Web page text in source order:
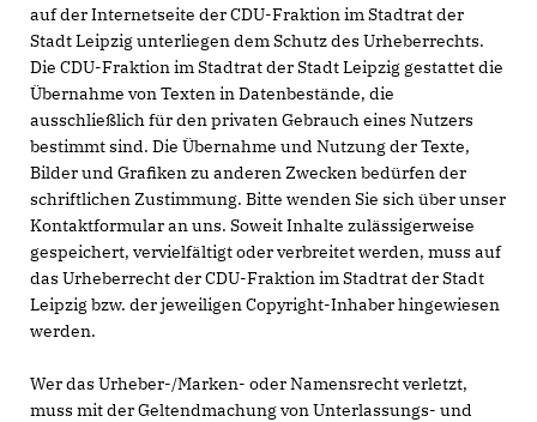
auf der Internetseite der CDU-Fraktion im Stadtrat der
Stadt Leipzig unterliegen dem Schutz des Urheberrechts.
Die CDU-Fraktion im Stadtrat der Stadt Leipzig gestattet die
Übernahme von Texten in Datenbestände, die
ausschließlich für den privaten Gebrauch eines Nutzers
bestimmt sind. Die Übernahme und Nutzung der Texte,
Bilder und Grafiken zu anderen Zwecken bedürfen der
schriftlichen Zustimmung. Bitte wenden Sie sich über unser
Kontaktformular an uns. Soweit Inhalte zulässigerweise
gespeichert, vervielfältigt oder verbreitet werden, muss auf
das Urheberrecht der CDU-Fraktion im Stadtrat der Stadt
Leipzig bzw. der jeweiligen Copyright-Inhaber hingewiesen
werden.
Wer das Urheber-/Marken- oder Namensrecht verletzt,
muss mit der Geltendmachung von Unterlassungs- und